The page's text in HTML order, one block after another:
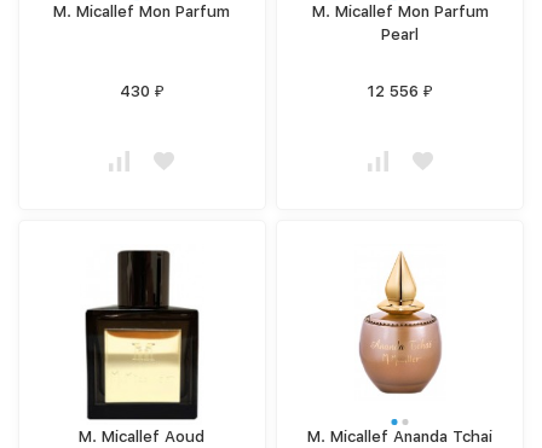
M. Micallef Mon Parfum
430 ₽
M. Micallef Mon Parfum
Pearl
12 556₽
M. Micallef Aoud
M. Micallef Ananda Tchai